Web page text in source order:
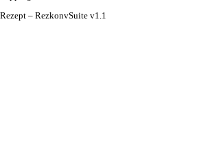
– RezkonvSuite v1.1